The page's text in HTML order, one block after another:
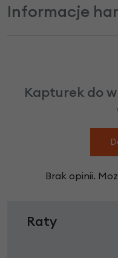
Informacje
Kapturek do
Brak opinii.
Raty